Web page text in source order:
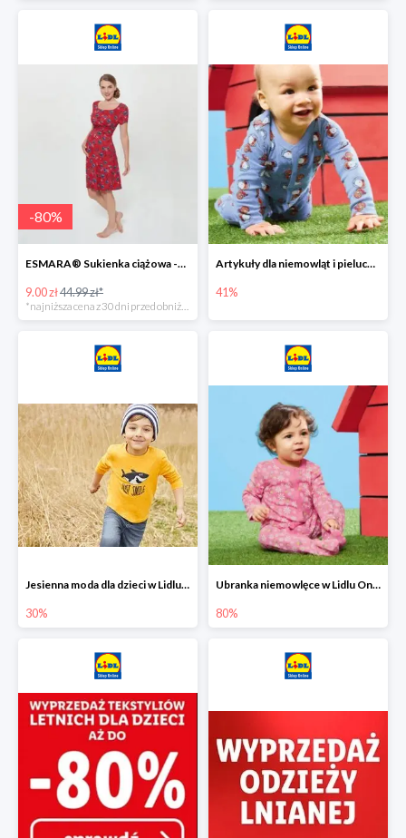
-80%
ESMARA® Sukienka ciążowa -79%
9.00 zł44.99 zł*
Artykuły dla niemowląt i pieluchy w Lidlu Online do -41%
41%
Jesienna moda dla dzieci w Lidlu Online do -30%
30%
Ubranka niemowlęce w Lidlu Online do -80%
80%